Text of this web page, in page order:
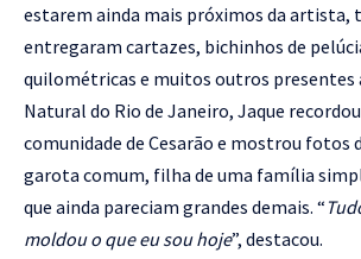
estarem ainda mais próximos da artista,
entregaram cartazes, bichinhos de
quilométricas e muitos outros presentes
Natural do Rio de Janeiro, Jaque
comunidade de Cesarão e mostrou fotos
garota comum, filha de uma família
que ainda pareciam grandes demais. “
moldou o que eu sou hoje”, destacou.